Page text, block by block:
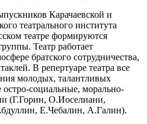
Карачаевской и
театрального института
театре формируются
Театр работает
братского сотрудничества,
В репертуаре театра все
молодых, талантливых
социальные, морально-
(Г.Горин, О.Иоселиани,
Е.Чебалин, А.Галин).